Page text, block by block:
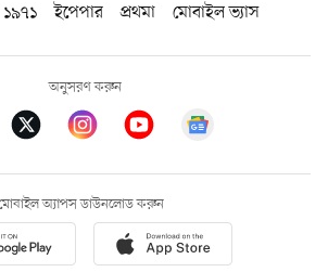
১৯৭১ ইপেপার প্রথমা মোবাইল ভ্যাস
অনুসরণ করুন
অ্যাপস ডাউনলোড করুন